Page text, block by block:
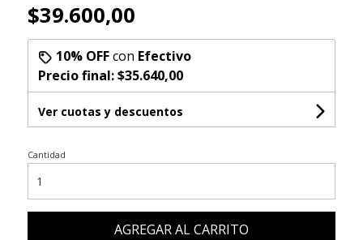
$39.600,00
10% OFFcon Efectivo
Precio final:$35.640,00
Ver cuotas y descuentos
Cantidad
AGREGAR AL CARRITO